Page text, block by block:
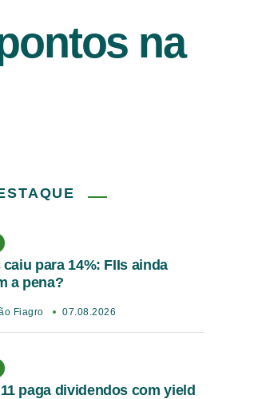
na
caiu para 14%: FIIs ainda
a pena?
Fiagro 07.08.2026
paga dividendos com yield